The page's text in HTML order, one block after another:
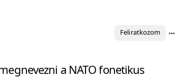
Feliratkozom
a NATO fonetikus